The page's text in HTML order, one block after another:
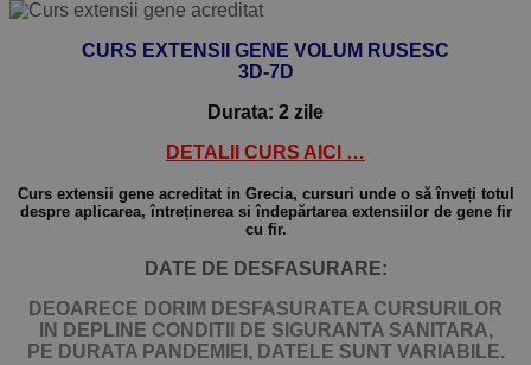
CURS EXTENSII GENE VOLUM RUSESC
3D-7D
Durata: 2 zile
DETALII CURS AICI …
Curs extensii gene acreditat in Grecia, cursuri unde o să înveți totul
despre aplicarea, întreținerea si îndepărtarea extensiilor de gene fir
cu fir.
DATE DE DESFASURARE:
DEOARECE DORIM DESFASURATEA CURSURILOR
IN DEPLINE CONDITII DE SIGURANTA SANITARA,
PE DURATA PANDEMIEI, DATELE SUNT VARIABILE.